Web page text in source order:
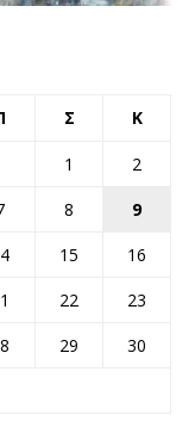
Σ Κ
1
2
8
9
15
16
22
23
29
30